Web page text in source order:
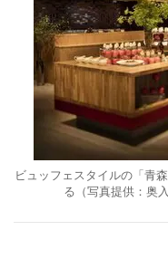
ビュッフェスタイルの「青
る（写真提供：奥